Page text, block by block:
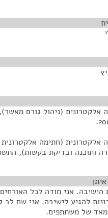
אלקטרונית (ניהול גורם מאשר),
אלקטרונית (חתימה
ותוכנה ובדיקת בקשות),
הישיבה. אני מודה לכל
להגיע לישיבה. אני שם לב
של משתתפים.